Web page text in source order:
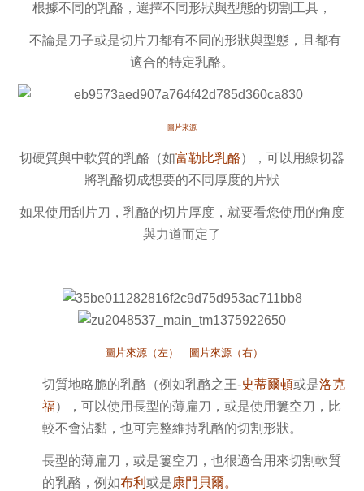
根據不同的乳酪，選擇不同形狀與型態的切割工具，
不論是刀子或是切片刀都有不同的形狀與型態，且都有
適合的特定乳酪。
圖片來源
切硬質與中軟質的乳酪（如富勒比乳酪），可以用線切器
將乳酪切成想要的不同厚度的片狀
如果使用刮片刀，乳酪的切片厚度，就要看您使用的角度
與力道而定了
圖片來源（左） 圖片來源（右）
切質地略脆的乳酪（例如乳酪之王-史蒂爾頓或是洛克
福），可以使用長型的薄扁刀，或是使用簍空刀，比
較不會沾黏，也可完整維持乳酪的切割形狀。
長型的薄扁刀，或是簍空刀，也很適合用來切割軟質
的乳酪，例如布利或是康門貝爾。